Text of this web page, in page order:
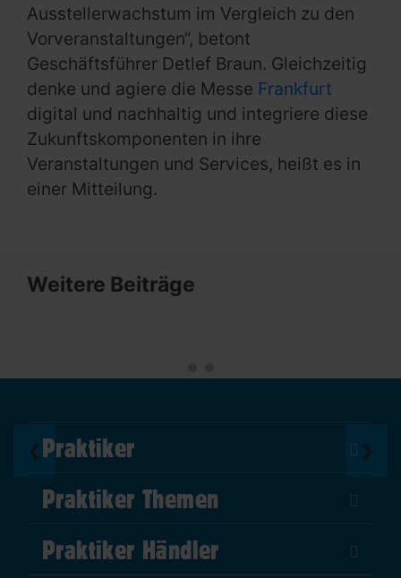
Ausstellerwachstum im Vergleich zu den
Vorveranstaltungen“, betont
Geschäftsführer Detlef Braun. Gleichzeitig
denke und agiere die Messe Frankfurt
digital und nachhaltig und integriere diese
Zukunftskomponenten in ihre
Veranstaltungen und Services, heißt es in
einer Mitteilung.
Weitere Beiträge
❮ ❯
Praktiker
Über Uns
Impressum
AGB
Praktiker Themen
DIY Helden
Marktplatz
Praktiker Händler